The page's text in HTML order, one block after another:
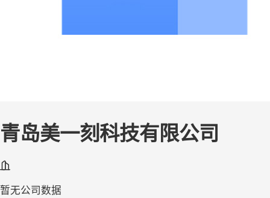
青岛美一刻科技有限公司
暂无公司数据